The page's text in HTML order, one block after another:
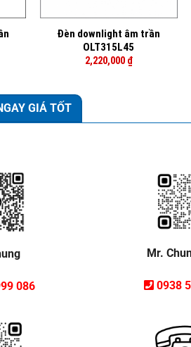
Đèn downlight âm trần
OLT315L45
2,220,000 ₫
GIÁ TỐT
086
Mr.
0938